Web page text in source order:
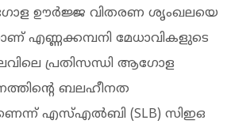
ഊർജ്ജ വിതരണ ശൃംഖലയെ
എണ്ണക്കമ്പനി മേധാവികളുടെ
പ്രതിസന്ധി ആഗോള
ബലഹീനത
എസ്എൽബി (SLB) സിഇഒ